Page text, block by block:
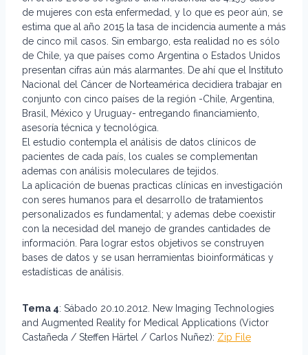
de mujeres con esta enfermedad, y lo que es peor aún, se
estima que al año 2015 la tasa de incidencia aumente a más
de cinco mil casos. Sin embargo, esta realidad no es sólo
de Chile, ya que países como Argentina o Estados Unidos
presentan cifras aún más alarmantes. De ahí que el Instituto
Nacional del Cáncer de Norteamérica decidiera trabajar en
conjunto con cinco países de la región -Chile, Argentina,
Brasil, México y Uruguay- entregando financiamiento,
asesoría técnica y tecnológica.
El estudio contempla el análisis de datos clínicos de
pacientes de cada país, los cuales se complementan
ademas con análisis moleculares de tejidos.
La aplicación de buenas practicas clínicas en investigación
con seres humanos para el desarrollo de tratamientos
personalizados es fundamental; y ademas debe coexistir
con la necesidad del manejo de grandes cantidades de
información. Para lograr estos objetivos se construyen
bases de datos y se usan herramientas bioinformáticas y
estadísticas de análisis.
Tema 4: Sábado 20.10.2012. New Imaging Technologies
and Augmented Reality for Medical Applications (Victor
Castañeda / Steffen Härtel / Carlos Nuñez): Zip File